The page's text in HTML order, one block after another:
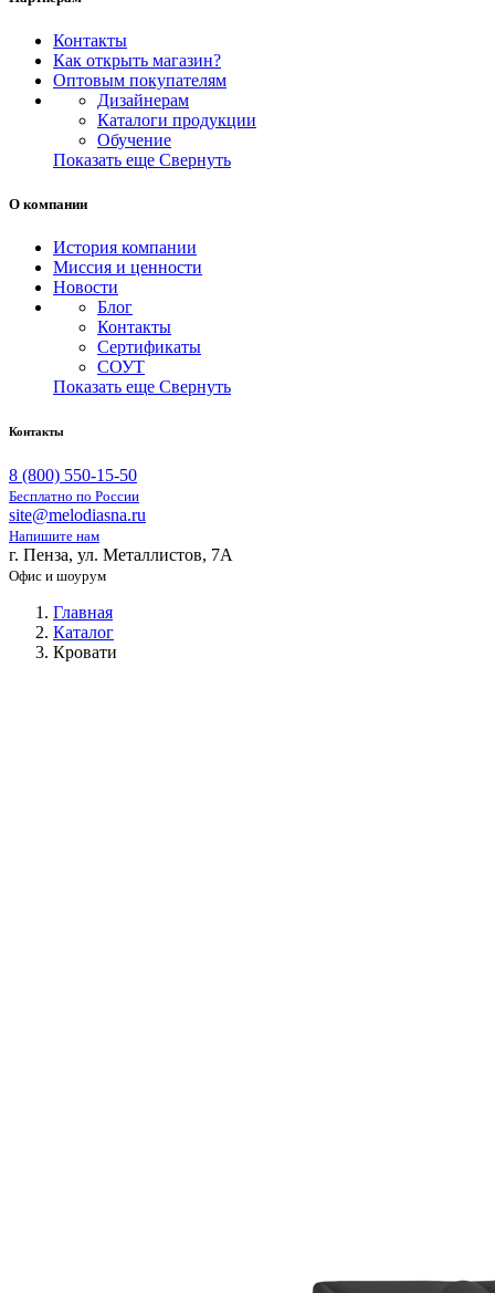
Контакты
Как открыть магазин?
Оптовым покупателям
Дизайнерам
Каталоги продукции
Обучение
Показать еще Свернуть
О компании
История компании
Миссия и ценности
Новости
Блог
Контакты
Сертификаты
СОУТ
Показать еще Свернуть
Контакты
8 (800) 550-15-50
Бесплатно по России
site@melodiasna.ru
Напишите нам
г. Пенза, ул. Металлистов, 7А
Офис и шоурум
Главная
Каталог
Кровати